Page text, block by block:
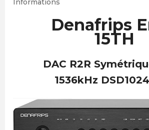
Informations
Denafrips
15TH
DAC R2R
1536kHz